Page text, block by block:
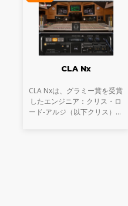
境そのものをヘッドフォンに
再現するプラグインです
CLA Nx
CLA Nxは、グラミー賞を受賞
したエンジニア：クリス・ロ
ード-アルジ（以下クリス）が